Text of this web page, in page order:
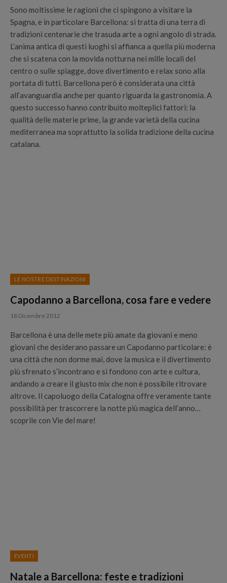
Sono moltissime le ragioni che ci spingono a visitare la
Spagna, e in particolare Barcellona: si tratta di una terra di
tradizioni centenarie che trasuda arte a ogni angolo di strada.
L’anima antica di questi luoghi si affianca a quella più moderna
che si scatena con la movida notturna nei mille locali del
centro o sulle spiagge, dove divertimento e relax sono alla
portata di tutti. Barcellona però è considerata una città
all’avanguardia anche per quanto riguarda la gastronomia. A
questo successo hanno contribuito molteplici fattori: la
qualità delle materie prime, la grande varietà della cucina
mediterranea ma soprattutto la solida tradizione della cucina
catalana.
LE NOSTRE DESTINAZIONI
Capodanno a Barcellona, cosa fare e vedere
18 Dicembre 2012
Barcellona è una delle mete più amate da giovani e meno
giovani che desiderano passare un Capodanno particolare: è
una città che non dorme mai, dove la musica e il divertimento
più sfrenato s’incontrano e si fondono con arte e cultura,
andando a creare il giusto mix che non è possibile ritrovare
altrove. Il capoluogo della Catalogna offre veramente tante
possibilità per trascorrere la notte più magica dell’anno…
scoprile con Vie del mare!
EVENTI
Natale a Barcellona: feste e tradizioni